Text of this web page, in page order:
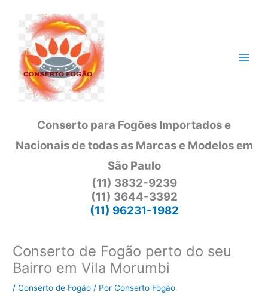
conteúdo
Conserto para Fogões Importados e
Nacionais de todas as Marcas e Modelos em
São Paulo
(11) 3832-9239
(11) 3644-3392
(11) 96231-1982
Conserto de Fogão perto do seu
Bairro em Vila Morumbi
/Conserto de Fogão / PorConserto Fogão